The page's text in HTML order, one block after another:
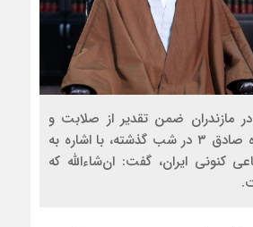
مازندران ضمن تقدیر از صلابت و
قدرت عملیات وعده صادق ۳ در شب گذشته، با اشاره به
کنونی ایران، گفت: ان‌شاءالله که